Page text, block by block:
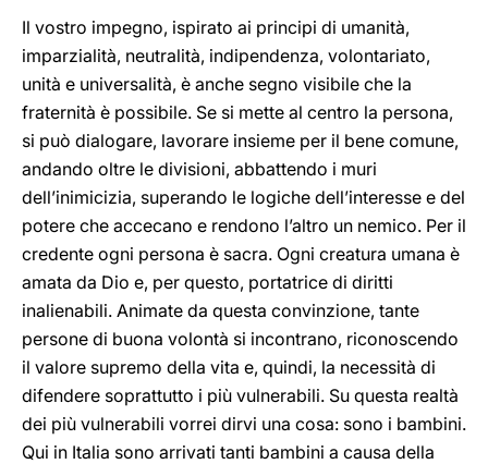
Il vostro impegno, ispirato ai principi di umanità,
imparzialità, neutralità, indipendenza, volontariato,
unità e universalità, è anche segno visibile che la
fraternità è possibile. Se si mette al centro la persona,
si può dialogare, lavorare insieme per il bene comune,
andando oltre le divisioni, abbattendo i muri
dell’inimicizia, superando le logiche dell’interesse e del
potere che accecano e rendono l’altro un nemico. Per il
credente ogni persona è sacra. Ogni creatura umana è
amata da Dio e, per questo, portatrice di diritti
inalienabili. Animate da questa convinzione, tante
persone di buona volontà si incontrano, riconoscendo
il valore supremo della vita e, quindi, la necessità di
difendere soprattutto i più vulnerabili. Su questa realtà
dei più vulnerabili vorrei dirvi una cosa: sono i bambini.
Qui in Italia sono arrivati tanti bambini a causa della